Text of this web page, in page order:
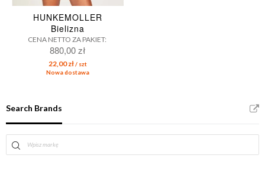
HUNKEMOLLER
Bielizna
CENA NETTO ZA PAKIET:
880,00 zł
22,00 zł/ szt
Nowa dostawa
Search Brands